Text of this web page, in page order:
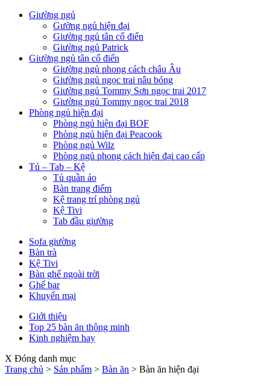
Giường ngủ
Gường ngủ hiện đại
Giường ngủ tân cổ điển
Giường ngủ Patrick
Giường ngủ tân cổ điển
Giường ngủ phong cách châu Âu
Giường ngủ ngọc trai nâu bóng
Giường ngủ Tommy Sơn ngọc trai 2017
Giường ngủ Tommy ngọc trai 2018
Phòng ngủ hiện đại
Phòng ngủ hiện đại BOF
Phòng ngủ hiện đại Peacook
Phòng ngủ Wilz
Phòng ngủ phong cách hiện đại cao cấp
Tủ – Tab – Kệ
Tủ quần áo
Bàn trang điểm
Kệ trang trí phòng ngủ
Kệ Tivi
Tab đầu giường
Sofa giường
Bàn trà
Kệ Tivi
Bàn ghế ngoài trời
Ghế bar
Khuyến mại
Giới thiệu
Top 25 bàn ăn thông minh
Kinh nghiệm hay
X Đóng danh mục
Trang chủ > Sản phẩm > Bàn ăn > Bàn ăn hiện đại